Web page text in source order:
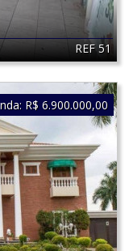
REF 51
R$ 6.900.000,00